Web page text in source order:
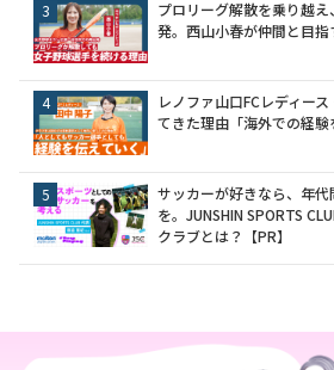
プロリーグ解散を乗り越
発。西山小春が仲間と目
レノファ山口FCレディー
てきた理由「海外での経験
サッカーが好きなら、年
を。JUNSHIN SPORTS
クラブとは？【PR】